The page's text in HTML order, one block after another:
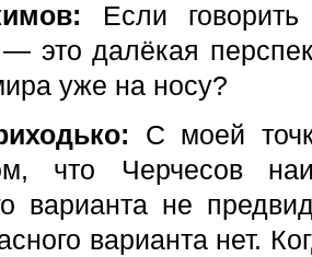
Если
это далёкая
уже на носу?
С моей
что Черчесов
варианта не
варианта нет.